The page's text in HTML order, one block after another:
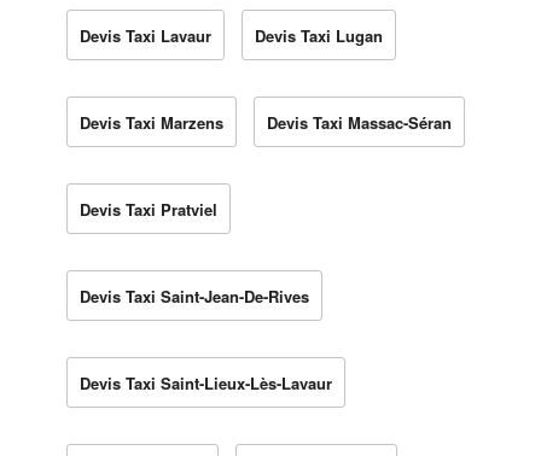
Devis Taxi Lavaur Devis Taxi Lugan
Devis Taxi Marzens Devis Taxi Massac-Séran
Devis Taxi Pratviel
Devis Taxi Saint-Jean-De-Rives
Devis Taxi Saint-Lieux-Lès-Lavaur